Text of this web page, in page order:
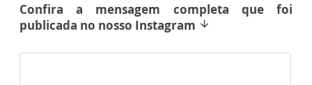
Confira a mensagem completa que foi
publicada no nosso Instagram arrow_downward